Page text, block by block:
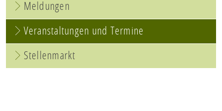
Meldungen
Veranstaltungen und Termine
Stellenmarkt